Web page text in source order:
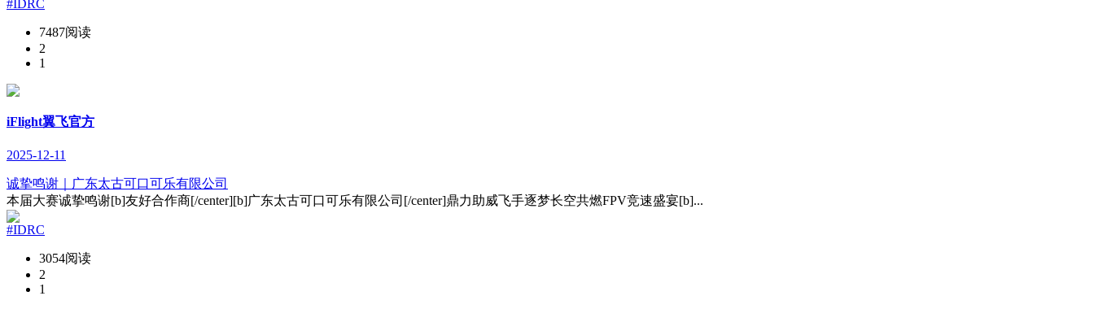
#IDRC
7487阅读
2
1
iFlight翼飞官方
2025-12-11
诚挚鸣谢｜广东太古可口可乐有限公司
本届大赛诚挚鸣谢[b]友好合作商[/center][b]广东太古可口可乐有限公司[/center]鼎力助威飞手逐梦长空共燃FPV竞速盛宴[b]...
#IDRC
3054阅读
2
1